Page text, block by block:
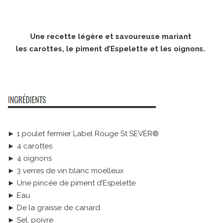
Une recette légère et savoureuse mariant
les carottes, le piment d’Espelette et les oignons.
► 1 poulet fermier Label Rouge St SEVER®
► 4 carottes
► 4 oignons
► 3 verres de vin blanc moelleux
► Une pincée de piment d’Espelette
► Eau
► De la graisse de canard
► Sel, poivre